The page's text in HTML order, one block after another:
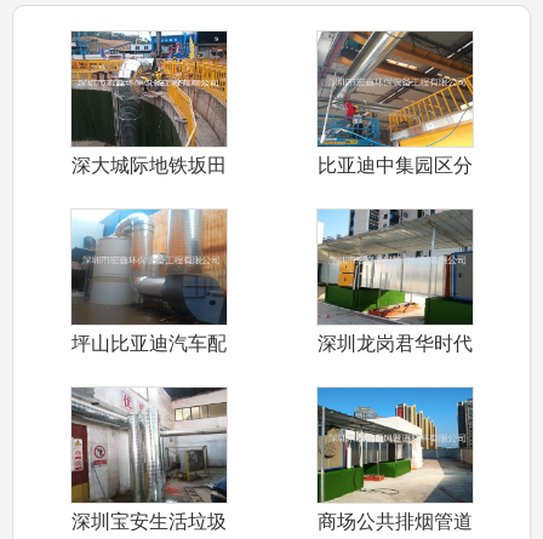
深大城际地铁坂田
比亚迪中集园区分
坪山比亚迪汽车配
深圳龙岗君华时代
深圳宝安生活垃圾 商场公共排烟管道